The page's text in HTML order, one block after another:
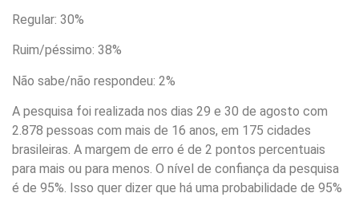
Regular: 30%
Ruim/péssimo: 38%
Não sabe/não respondeu: 2%
A pesquisa foi realizada nos dias 29 e 30 de agosto com
2.878 pessoas com mais de 16 anos, em 175 cidades
brasileiras. A margem de erro é de 2 pontos percentuais
para mais ou para menos. O nível de confiança da pesquisa
é de 95%. Isso quer dizer que há uma probabilidade de 95%